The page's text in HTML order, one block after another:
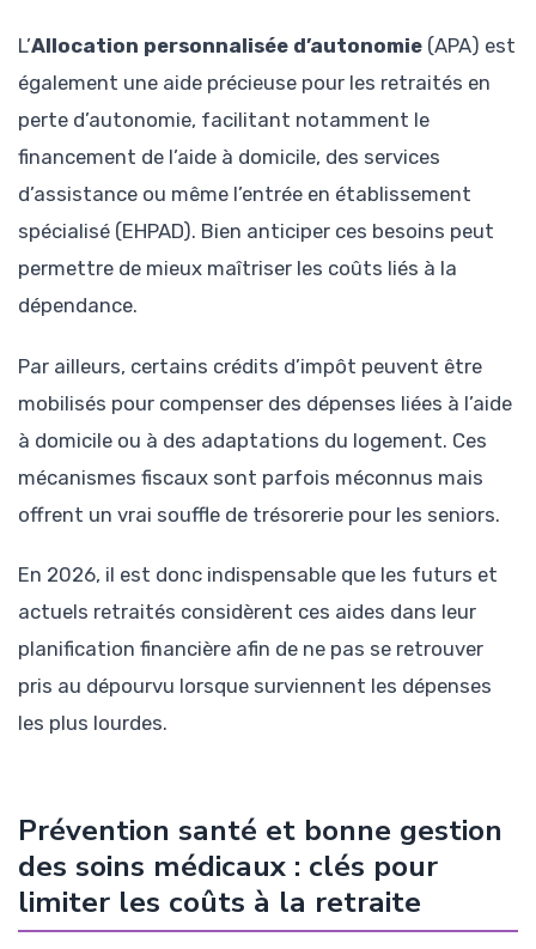
L’Allocation personnalisée d’autonomie (APA) est
également une aide précieuse pour les retraités en
perte d’autonomie, facilitant notamment le
financement de l’aide à domicile, des services
d’assistance ou même l’entrée en établissement
spécialisé (EHPAD). Bien anticiper ces besoins peut
permettre de mieux maîtriser les coûts liés à la
dépendance.
Par ailleurs, certains crédits d’impôt peuvent être
mobilisés pour compenser des dépenses liées à l’aide
à domicile ou à des adaptations du logement. Ces
mécanismes fiscaux sont parfois méconnus mais
offrent un vrai souffle de trésorerie pour les seniors.
En 2026, il est donc indispensable que les futurs et
actuels retraités considèrent ces aides dans leur
planification financière afin de ne pas se retrouver
pris au dépourvu lorsque surviennent les dépenses
les plus lourdes.
Prévention santé et bonne gestion
des soins médicaux : clés pour
limiter les coûts à la retraite